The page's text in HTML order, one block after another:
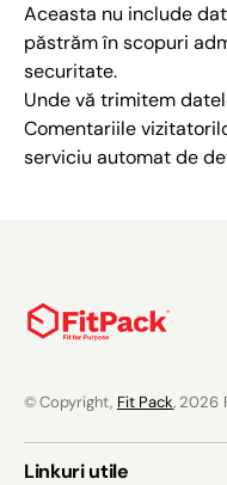
Aceasta nu include
păstrăm în scopuri
securitate.
Unde vă trimitem
Comentariile
serviciu automat de
© Copyright, Fit Pack, 2026
Linkuri utile